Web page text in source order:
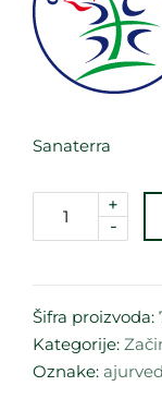
Sanaterra
-
+
Šifra proizvoda:
Kategorije:
Oznake: